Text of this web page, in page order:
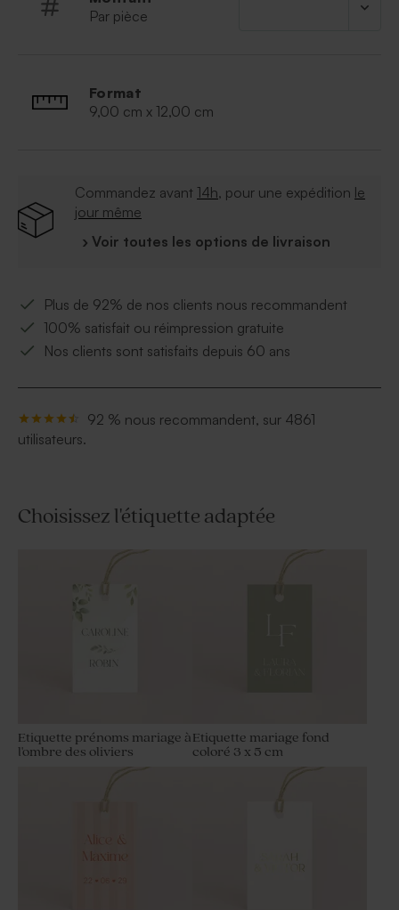
Par pièce
Format
9,00 cm x 12,00 cm
Commandez avant 14h, pour une expédition le
jour même
› Voir toutes les options de livraison
Plus de 92% de nos clients nous recommandent
100% satisfait ou réimpression gratuite
Nos clients sont satisfaits depuis 60 ans
92 % nous recommandent, sur 4861
utilisateurs.
Choisissez l'étiquette adaptée
Etiquette prénoms mariage à
l'ombre des oliviers
Etiquette mariage fond
coloré 3 x 5 cm